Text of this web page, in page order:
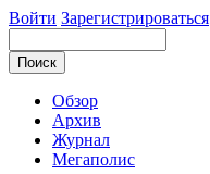
Войти Зарегистрироваться
Обзор
Архив
Журнал
Мегаполис